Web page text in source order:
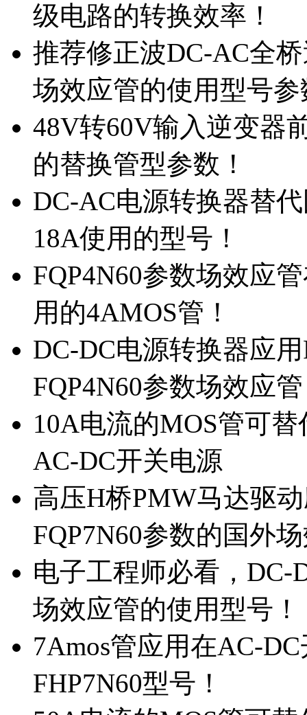
级电路的转换效率！
推荐修正波DC-AC全
场效应管的使用型号参
48V转60V输入逆变器
的替换管型参数！
DC-AC电源转换器替
18A使用的型号！
FQP4N60参数场效应
用的4AMOS管！
DC-DC电源转换器应
FQP4N60参数场效应
10A电流的MOS管可
AC-DC开关电源
高压H桥PMW马达驱
FQP7N60参数的国外
电子工程师必看，DC-
场效应管的使用型号！
7Amos管应用在AC-
FHP7N60型号！